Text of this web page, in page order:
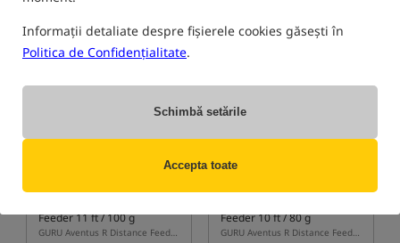
Informații detaliate despre fișierele cookies găsești în
Politica de Confidențialitate.
Schimbă setările
Accepta toate
CUMPĂRĂ CUMPĂRĂ
Feeder 11 ft / 100 g
GURU Aventus R Distance Feeder 11 ft 100 g – lansetă feeder telescopică cu două secțiuni, 335 cm
Feeder 10 ft / 80 g
GURU Aventus R Distance Feeder 10 ft 80 g – lansetă feeder cu două segmente, 305 cm